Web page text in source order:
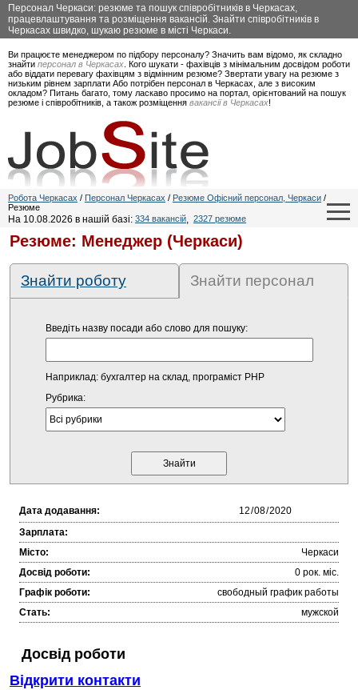
Персонал Черкаси: резюме та пошук співробітників в Черкасах,
працевлаштування та розміщення вакансій. Знайти співробітників в
Черкасах швидко, шукаю резюме в місті Черкаси.
Ви працюєте менеджером по підбору персоналу? Значить вам відомо, як складно
знайти персонал в Черкасах . Кого шукати - фахівців з мінімальним досвідом роботи
або віддати перевагу фахівцям з відмінним резюме? Звертати увагу на резюме з
низьким рівнем зарплати Або потрібен персонал в Черкасах, але з високим
окладом? Питань багато, тому ласкаво просимо на портал, орієнтований на пошук
резюме і співробітників, а також розміщення вакансії в Черкасах!
Робота Черкасах / Персонал Черкасах / Резюме Офісний персонал, Черкаси /
Резюме
На 10.08.2026 в нашій базі: 334 вакансій, 2327 резюме
Резюме: Менеджер (Черкаси)
Знайти роботу Знайти персонал
Введіть назву посади або слово для пошуку:
Наприклад: бухгалтер на склад, програміст PHP
Рубрика:
Дата додавання:
Зарплата:
Місто:
Черкаси
Досвід роботи:
0 рок. міc.
Графік роботи:
свободный график работы
Стать:
мужской
Досвід роботи
Відкрити контакти